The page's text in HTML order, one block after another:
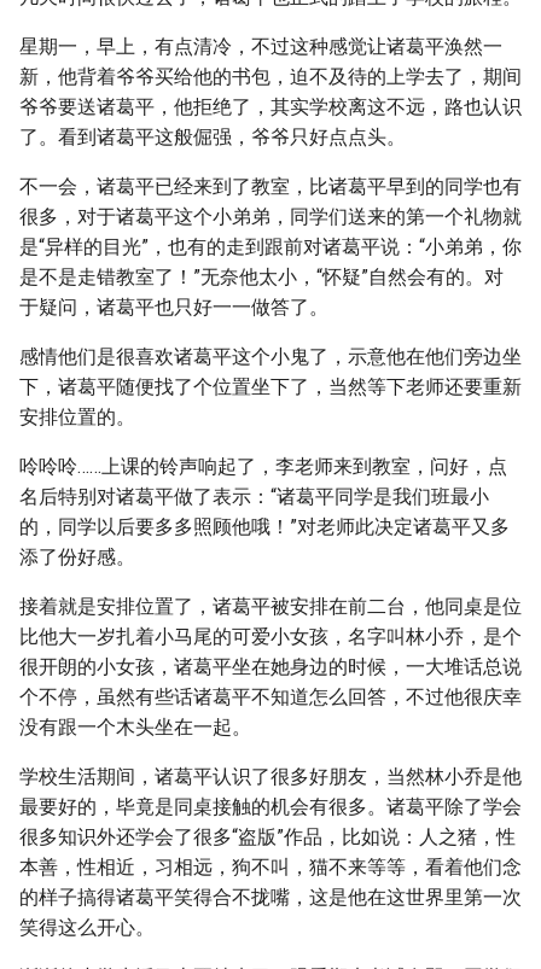
星期一，早上，有点清冷，不过这种感觉让诸葛平涣然一
新，他背着爷爷买给他的书包，迫不及待的上学去了，期间
爷爷要送诸葛平，他拒绝了，其实学校离这不远，路也认识
了。看到诸葛平这般倔强，爷爷只好点点头。
不一会，诸葛平已经来到了教室，比诸葛平早到的同学也有
很多，对于诸葛平这个小弟弟，同学们送来的第一个礼物就
是“异样的目光”，也有的走到跟前对诸葛平说：“小弟弟，你
是不是走错教室了！”无奈他太小，“怀疑”自然会有的。对
于疑问，诸葛平也只好一一做答了。
感情他们是很喜欢诸葛平这个小鬼了，示意他在他们旁边坐
下，诸葛平随便找了个位置坐下了，当然等下老师还要重新
安排位置的。
呤呤呤……上课的铃声响起了，李老师来到教室，问好，点
名后特别对诸葛平做了表示：“诸葛平同学是我们班最小
的，同学以后要多多照顾他哦！”对老师此决定诸葛平又多
添了份好感。
接着就是安排位置了，诸葛平被安排在前二台，他同桌是位
比他大一岁扎着小马尾的可爱小女孩，名字叫林小乔，是个
很开朗的小女孩，诸葛平坐在她身边的时候，一大堆话总说
个不停，虽然有些话诸葛平不知道怎么回答，不过他很庆幸
没有跟一个木头坐在一起。
学校生活期间，诸葛平认识了很多好朋友，当然林小乔是他
最要好的，毕竟是同桌接触的机会有很多。诸葛平除了学会
很多知识外还学会了很多“盗版”作品，比如说：人之猪，性
本善，性相近，习相远，狗不叫，猫不来等等，看着他们念
的样子搞得诸葛平笑得合不拢嘴，这是他在这世界里第一次
笑得这么开心。